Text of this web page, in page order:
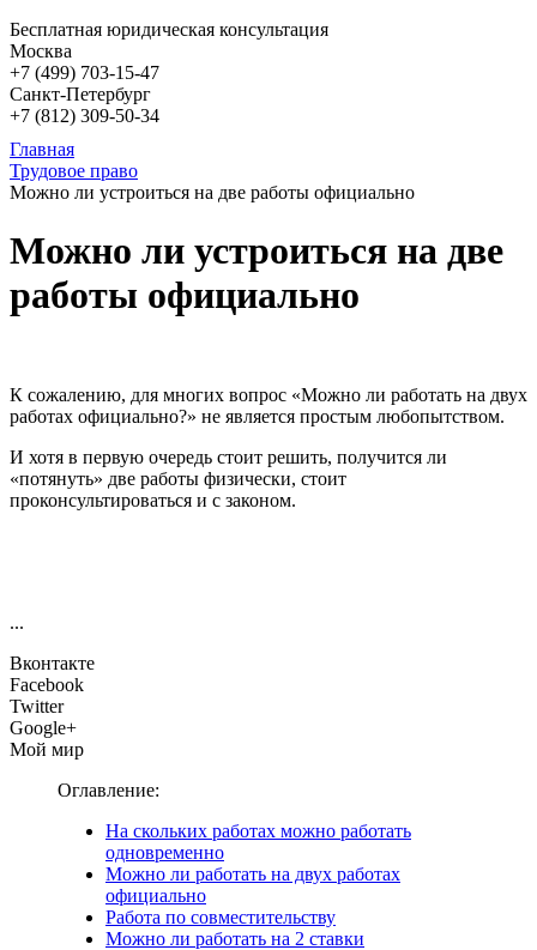
Бесплатная юридическая консультация
Москва
+7 (499) 703-15-47
Санкт-Петербург
+7 (812) 309-50-34
Главная
Трудовое право
Можно ли устроиться на две работы официально
Можно ли устроиться на две
работы официально
К сожалению, для многих вопрос «Можно ли работать на двух
работах официально?» не является простым любопытством.
И хотя в первую очередь стоит решить, получится ли
«потянуть» две работы физически, стоит
проконсультироваться и с законом.
...
Вконтакте
Facebook
Twitter
Google+
Мой мир
Оглавление:
На скольких работах можно работать
одновременно
Можно ли работать на двух работах
официально
Работа по совместительству
Можно ли работать на 2 ставки